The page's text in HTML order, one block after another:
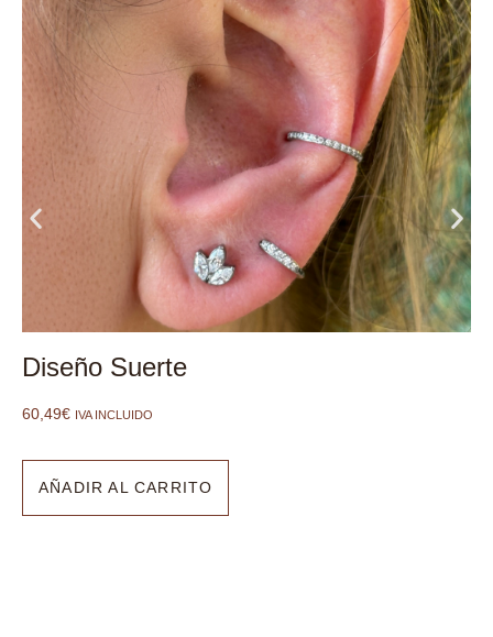
Diseño Suerte
60,49€ IVA INCLUIDO
AÑADIR AL CARRITO